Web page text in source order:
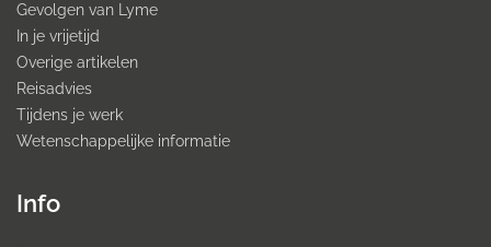
Gevolgen van Lyme
In je vrijetijd
Overige artikelen
Reisadvies
Tijdens je werk
Wetenschappelijke informatie
Info